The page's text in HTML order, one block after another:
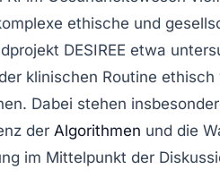
ethische und
DESIREE etwa
klinischen Routine
Dabei stehen
der Algorithmen und die
im Mittelpunkt der